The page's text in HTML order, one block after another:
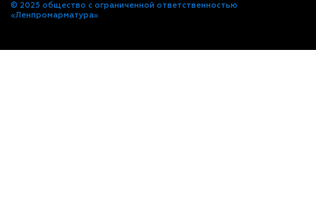
© 2025 общество с ограниченной ответственностью
«Ленпромарматура»